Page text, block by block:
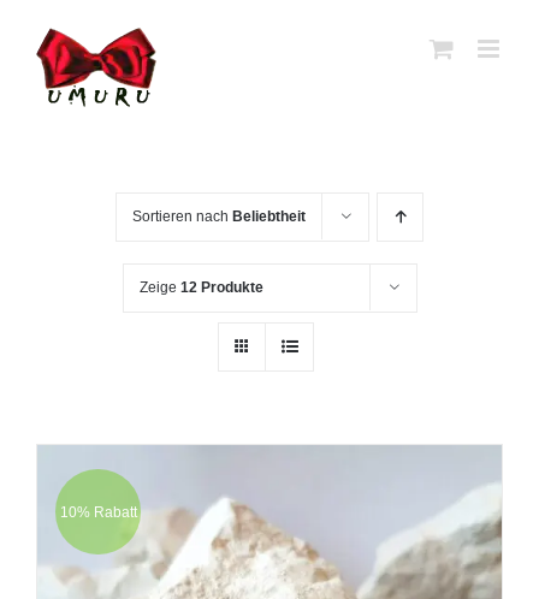
Inhalt
springen
Sortieren nach Beliebtheit
Zeige 12 Produkte
10% Rabatt